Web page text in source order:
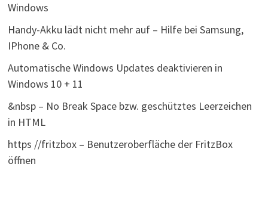
Windows
Handy-Akku lädt nicht mehr auf – Hilfe bei Samsung,
IPhone & Co.
Automatische Windows Updates deaktivieren in
Windows 10 + 11
&nbsp – No Break Space bzw. geschütztes Leerzeichen
in HTML
https //fritzbox – Benutzeroberfläche der FritzBox
öffnen